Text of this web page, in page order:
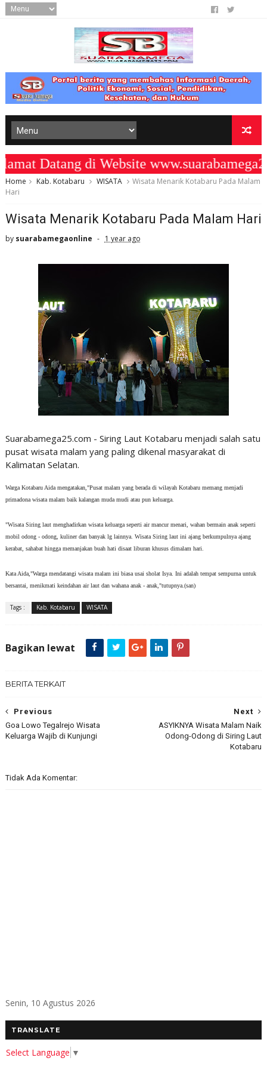
Datang di Website
Home Kab. Kotabaru WISATA
Wisata Menarik Kotabaru Pada Malam
Hari
Wisata Menarik Kotabaru Pada Malam Hari
by suarabamegaonline 1 year ago
Suarabamega25.com - Siring Laut Kotabaru menjadi salah satu
pusat wisata malam yang paling dikenal masyarakat di
Kalimatan Selatan.
Warga Kotabaru Aida mengatakan,"Pusat malam yang berada di wilayah Kotabaru memang menjadi
primadona wisata malam baik kalangan muda mudi atau pun keluarga.
"Wisata Siring laut menghadirkan wisata keluarga seperti air mancur menari, wahan bermain anak seperti
mobil odong - odong, kuliner dan banyak lg lainnya. Wisata Siring laut ini ajang berkumpulnya ajang
kerabat, sahabat hingga memanjakan buah hati disaat liburan khusus dimalam hari.
Kata Aida,"Warga mendatangi wisata malam ini biasa usai sholat Isya. Ini adalah tempat sempurna untuk
bersantai, menikmati keindahan air laut dan wahana anak - anak,"tutupnya.(san)
Tags : Kab. Kotabaru WISATA
Bagikan lewat
BERITA TERKAIT
Next
ASYIKNYA Wisata Malam Naik
Odong-Odong di Siring Laut
Kotabaru
Previous
Goa Lowo Tegalrejo Wisata
Keluarga Wajib di Kunjungi
Tidak Ada Komentar:
Senin, 10 Agustus 2026
TRANSLATE
Select Language ▼